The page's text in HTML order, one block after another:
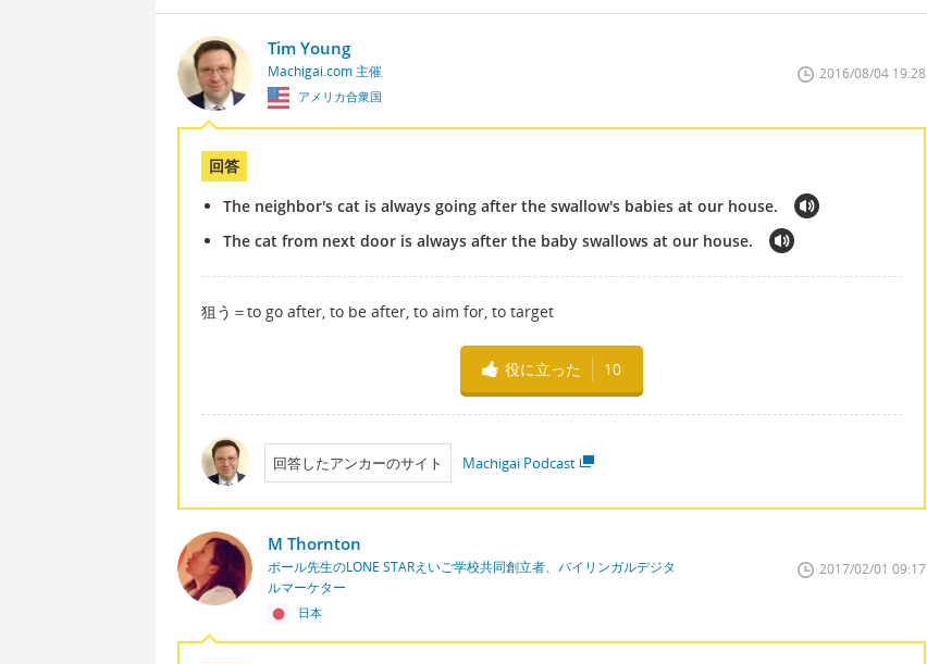
Tim Young
Machigai.com 主催
アメリカ合衆国
2016/08/04 19:28
回答
The neighbor's cat is always going after the swallow's babies at our house.
The cat from next door is always after the baby swallows at our house.
狙う＝to go after, to be after, to aim for, to target
役に立った 10
回答したアンカーのサイト Machigai Podcast
M Thornton
ポール先生のLONE STARえいご学校共同創立者、バイリンガルデジタ
ルマーケター
日本
2017/02/01 09:17